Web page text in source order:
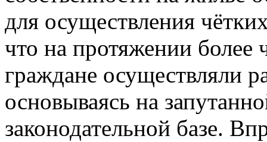
для осуществления
что на протяжении более
граждане осуществляли
основываясь на
законодательной базе.